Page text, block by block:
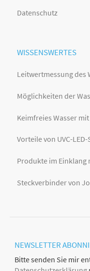
Datenschutz
WISSENSWERTES
Leitwertmessung des
Möglichkeiten der
Keimfreies Wasser
Vorteile von UVC-
Produkte im Einklang
Steckverbinder von
NEWSLETTER
Bitte senden Sie mir